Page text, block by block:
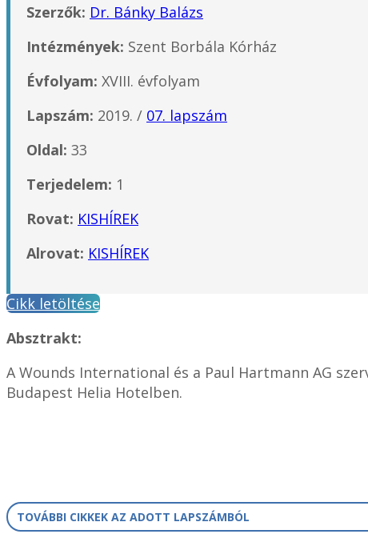
Szerzők: Dr. Bánky Balázs
Intézmények: Szent Borbála Kórház
Évfolyam: XVIII. évfolyam
Lapszám: 2019. / 07. lapszám
Oldal: 33
Terjedelem: 1
Rovat: KISHÍREK
Alrovat: KISHÍREK
Cikk letöltése
Absztrakt:
A Wounds International és a Paul Hartmann AG
Budapest Helia Hotelben.
TOVÁBBI CIKKEK AZ ADOTT LAPSZÁMBÓL